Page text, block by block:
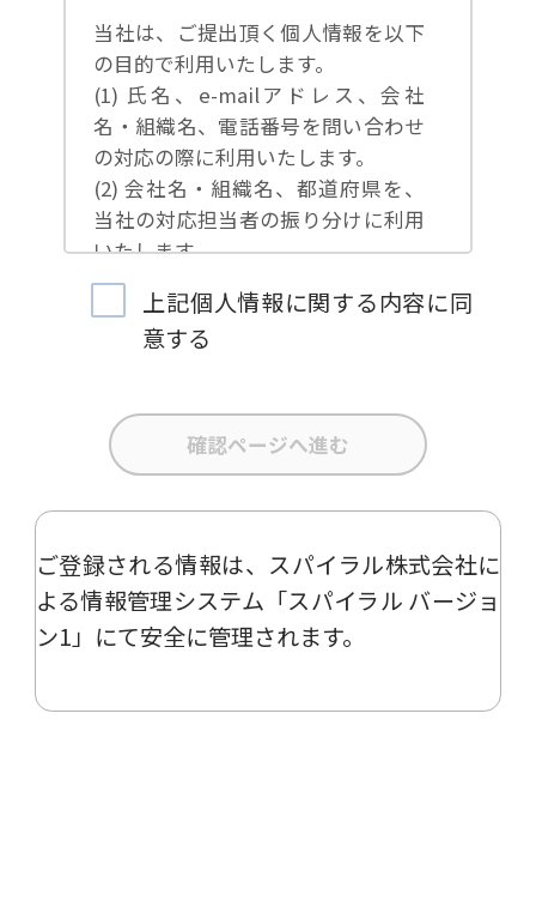
当社は、ご提出頂く個人情報を以下
の目的で利用いたします。
(1) 氏名、e-mailアドレス、会社
名・組織名、電話番号を問い合わせ
の対応の際に利用いたします。
(2) 会社名・組織名、都道府県を、
当社の対応担当者の振り分けに利用
いたします。
(3) お問合せ内容について集計分析
を行い、当社製品・サービスの企画
開発や、販促営業活動の参考にいた
(4) 氏名、e-mailアドレス、会社
名・組織名、電話番号を、当社の製
品・サービスのご案内や当社が独自
ー、イベント、展示会の開催や出展
情報の提供の際に利用いたします。
その他の目的では使用致しません。
2 個人情報の管理について
上記個人情報に関する内容に同
意する
ご登録される情報は、 スパイラル株式会社に
よる情報管理システム「スパイラル バージョ
ン1」 にて安全に管理されます。